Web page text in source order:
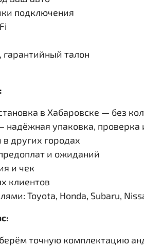
подключения
гарантийный талон
в Хабаровске — без
надёжная упаковка, проверка
других городах
и ожиданий
и чек
клиентов
Toyota, Honda, Subaru,
точную комплектацию